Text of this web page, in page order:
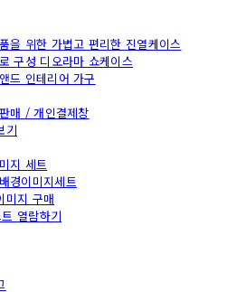
을 위한 가볍고 편리한 진열케이스
구성 디오라마 쇼케이스
드 인테리어 가구
매 / 개인결제창
기
지 세트
경이미지세트
미지 구매
열람하기